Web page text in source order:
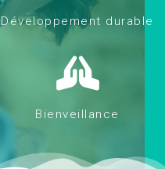
Développement durable
Bienveillance